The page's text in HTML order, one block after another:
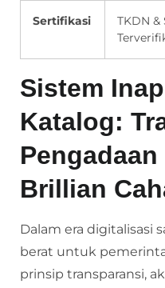
Sertifikasi
TKDN &
Sistem
Katalog:
Brillian
Dalam era digitalisasi
berat untuk
prinsip transparansi,